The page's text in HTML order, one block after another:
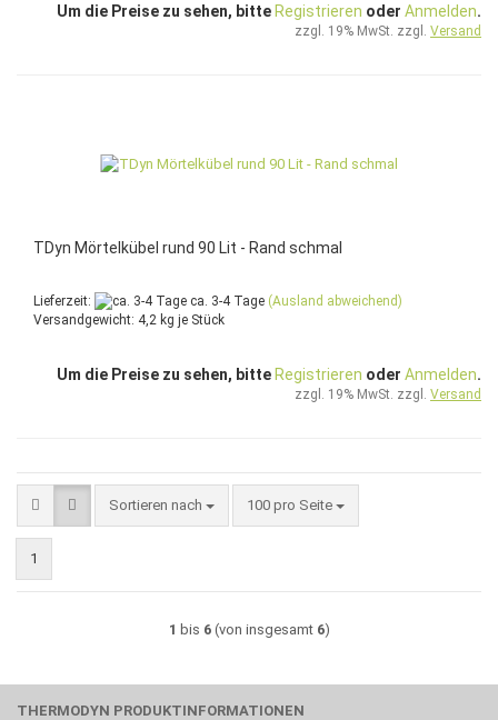
Um die Preise zu sehen, bitte Registrieren oder Anmelden.
zzgl. 19% MwSt. zzgl. Versand
TDyn Mörtelkübel rund 90 Lit - Rand schmal
Lieferzeit: ca. 3-4 Tage (Ausland abweichend)
Versandgewicht: 4,2 kg je Stück
Um die Preise zu sehen, bitte Registrieren oder Anmelden.
zzgl. 19% MwSt. zzgl. Versand
Sortieren nach
Sortieren nach 100 pro Seite
pro Seite
1
1 bis 6(von insgesamt 6)
THERMODYN PRODUKTINFORMATIONEN